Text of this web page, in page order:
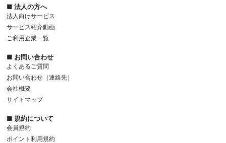
■ 法人の方へ
法人向けサービス
サービス紹介動画
ご利用企業一覧
■ お問い合わせ
よくあるご質問
お問い合わせ（連絡先）
会社概要
サイトマップ
■ 規約について
会員規約
ポイント利用規約